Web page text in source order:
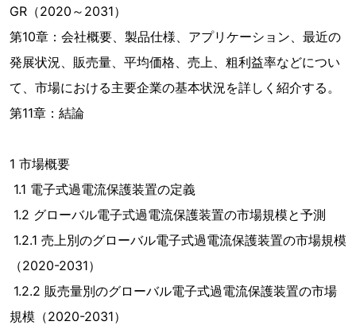
GR（2020～2031）
第10章：会社概要、製品仕様、アプリケーション、最近の
発展状況、販売量、平均価格、売上、粗利益率などについ
て、市場における主要企業の基本状況を詳しく紹介する。
第11章：結論
1 市場概要
1.1 電子式過電流保護装置の定義
1.2 グローバル電子式過電流保護装置の市場規模と予測
1.2.1 売上別のグローバル電子式過電流保護装置の市場規模
（2020-2031）
1.2.2 販売量別のグローバル電子式過電流保護装置の市場
規模（2020-2031）